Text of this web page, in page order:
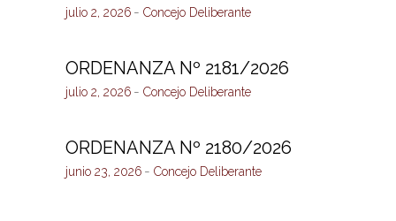
julio 2, 2026 Concejo Deliberante
ORDENANZA Nº 2181/2026
julio 2, 2026 Concejo Deliberante
ORDENANZA Nº 2180/2026
junio 23, 2026 Concejo Deliberante